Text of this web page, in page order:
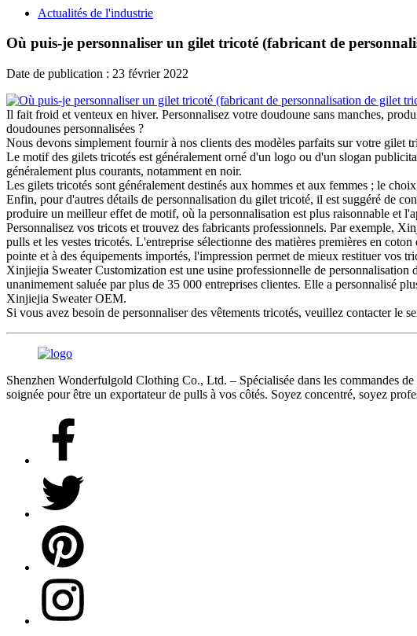
Actualités de l'industrie
Où puis-je personnaliser un gilet tricoté (fabricant de
Date de publication : 23 février 2022
Il fait froid et venteux en hiver. Personnalisez votre doudoune sans manches,
doudounes personnalisées ?
Nous devons simplement fournir à nos clients des modèles parfaits sur votre gilet
Le motif des gilets tricotés est généralement orné d'un logo ou d'un slogan
généralement plus courants, notamment en noir.
Les gilets tricotés sont généralement destinés aux hommes et aux femmes ; le
Enfin, pour d'autres détails de personnalisation du gilet tricoté, il est suggéré de
produire un meilleur effet de motif, où la personnalisation est plus raisonnable et
Personnalisez vos tricots et trouvez des fabricants professionnels. Par exemple,
pulls et les vestes tricotés. L'entreprise sélectionne des matières premières en
pointe et à des équipements importés, l'impression permet de mieux restituer vos
Xinjiejia Sweater Customization est une usine professionnelle de personnalisation
unanimement saluée par plus de 35 000 entreprises clientes. Elle a personnalisé
Xinjiejia Sweater OEM.
Si vous avez besoin de personnaliser des vêtements tricotés, veuillez contacter
Shenzhen Wonderfulgold Clothing Co., Ltd. – Spécialisée dans les commandes
soignée pour être un exportateur de pulls à vos côtés. Soyez concentré, soyez